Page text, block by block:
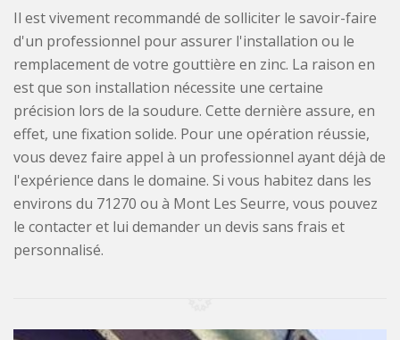
Il est vivement recommandé de solliciter le savoir-faire
d'un professionnel pour assurer l'installation ou le
remplacement de votre gouttière en zinc. La raison en
est que son installation nécessite une certaine
précision lors de la soudure. Cette dernière assure, en
effet, une fixation solide. Pour une opération réussie,
vous devez faire appel à un professionnel ayant déjà de
l'expérience dans le domaine. Si vous habitez dans les
environs du 71270 ou à Mont Les Seurre, vous pouvez
le contacter et lui demander un devis sans frais et
personnalisé.